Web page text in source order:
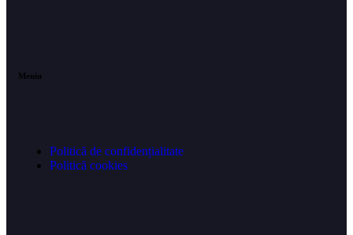
Meniu
Politică de confidențialitate
Politică cookies